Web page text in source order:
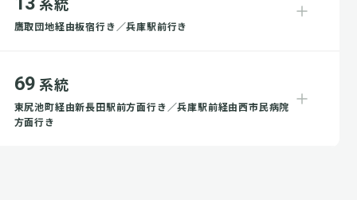
鷹取団地経由板宿行き／兵庫駅前行き
69 系統
東尻池町経由新長田駅前方面行き／兵庫駅前経由西市民病院
方面行き